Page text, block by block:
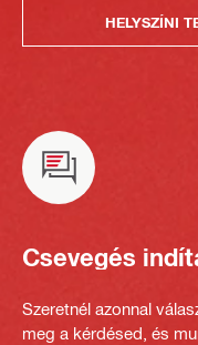
HELYSZÍNI
Csevegés
Szeretnél azonnal
meg a kérdésed, és